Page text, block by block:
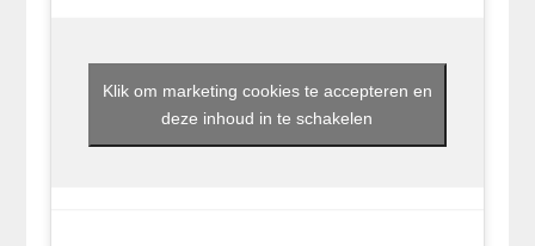
Klik om marketing cookies te accepteren en
deze inhoud in te schakelen